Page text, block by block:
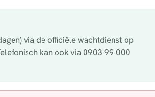
via de officiële wachtdienst op
kan ook via 0903 99 000